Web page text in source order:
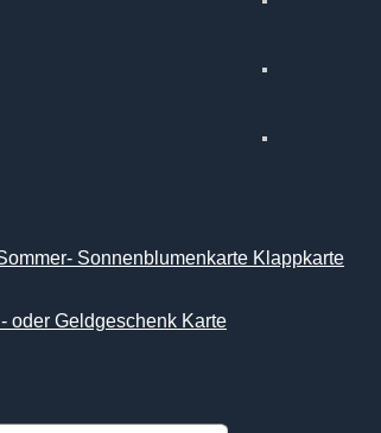
Sonnenblumenkarte Klappkarte
oder Geldgeschenk Karte